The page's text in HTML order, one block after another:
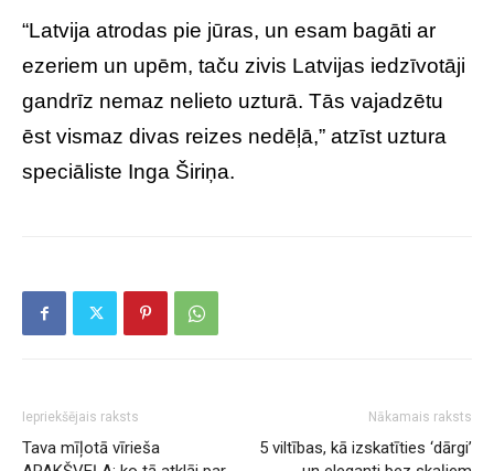
“Latvija atrodas pie jūras, un esam bagāti ar
ezeriem un upēm, taču zivis Latvijas iedzīvotāji
gandrīz nemaz nelieto uzturā. Tās vajadzētu
ēst vismaz divas reizes nedēļā,” atzīst uztura
speciāliste Inga Širiņa.
Iepriekšējais raksts
Tava mīļotā vīrieša
Nākamais raksts
5 viltības, kā izskatīties ‘dārgi’